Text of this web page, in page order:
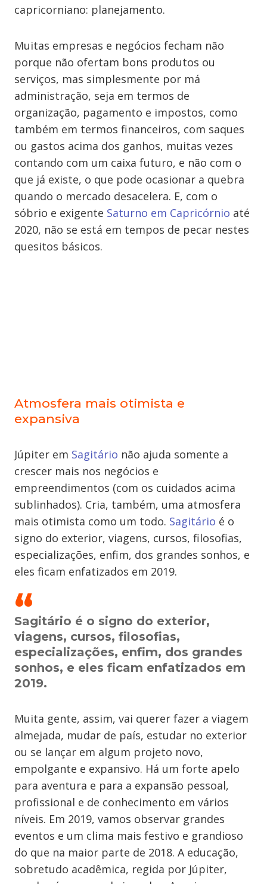
capricorniano: planejamento.
Muitas empresas e negócios fecham não
porque não ofertam bons produtos ou
serviços, mas simplesmente por má
administração, seja em termos de
organização, pagamento e impostos, como
também em termos financeiros, com saques
ou gastos acima dos ganhos, muitas vezes
contando com um caixa futuro, e não com o
que já existe, o que pode ocasionar a quebra
quando o mercado desacelera. E, com o
sóbrio e exigente Saturno em Capricórnio até
2020, não se está em tempos de pecar nestes
quesitos básicos.
Atmosfera mais otimista e
expansiva
Júpiter em Sagitário não ajuda somente a
crescer mais nos negócios e
empreendimentos (com os cuidados acima
sublinhados). Cria, também, uma atmosfera
mais otimista como um todo. Sagitário é o
signo do exterior, viagens, cursos, filosofias,
especializações, enfim, dos grandes sonhos, e
eles ficam enfatizados em 2019.
Sagitário é o signo do exterior,
viagens, cursos, filosofias,
especializações, enfim, dos grandes
sonhos, e eles ficam enfatizados em
2019.
Muita gente, assim, vai querer fazer a viagem
almejada, mudar de país, estudar no exterior
ou se lançar em algum projeto novo,
empolgante e expansivo. Há um forte apelo
para aventura e para a expansão pessoal,
profissional e de conhecimento em vários
níveis. Em 2019, vamos observar grandes
eventos e um clima mais festivo e grandioso
do que na maior parte de 2018. A educação,
sobretudo acadêmica, regida por Júpiter,